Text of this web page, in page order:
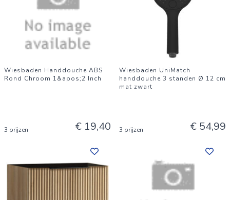
Wiesbaden Handdouche ABS
Rond Chroom 1&apos;2 Inch
3 prijzen € 19,40
Wiesbaden UniMatch
handdouche 3 standen Ø 12 cm
mat zwart
3 prijzen € 54,99